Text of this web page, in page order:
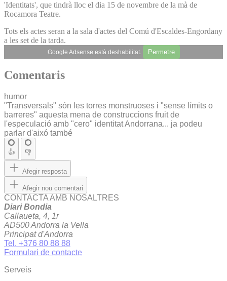
'Identitats', que tindrà lloc el dia 15 de novembre de la mà de
Rocamora Teatre.
Tots els actes seran a la sala d'actes del Comú d'Escaldes-Engordany
a les set de la tarda.
Google Adsense està deshabilitat. Permetre
Comentaris
humor
"Transversals" són les torres monstruoses i "sense límits o
barreres" aquesta mena de construccions fruit de
l'especulació amb "cero" identitat Andorrana... ja podeu
parlar d'aixó també
👍 👎
Afegir resposta
Afegir nou comentari
CONTACTA AMB NOSALTRES
Diari Bondia
Callaueta, 4, 1r
AD500 Andorra la Vella
Principat d'Andorra
Tel. +376 80 88 88
Formulari de contacte
Serveis